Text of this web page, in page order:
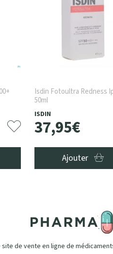
Isdin Fotoultra Redness
50ml
ISDIN
37,95€
Ajouter
de vente en ligne de